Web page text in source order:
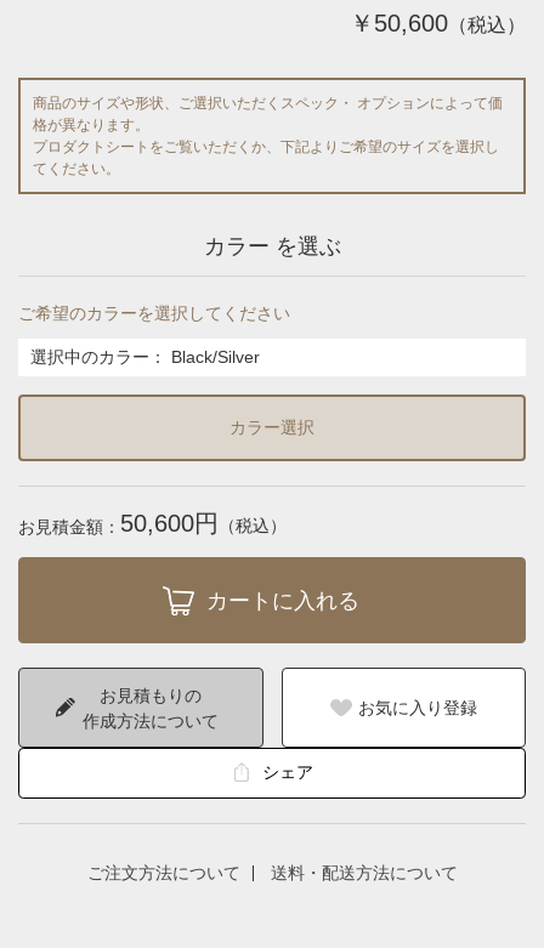
￥50,600 （税込）
商品のサイズや形状、ご選択いただくスペック・ オプションによって価
格が異なります。
プロダクトシートをご覧いただくか、下記よりご希望のサイズを選択し
てください。
カラー を選ぶ
ご希望のカラーを選択してください
選択中のカラー： Black/Silver
カラー選択
お見積金額： 50,600円 （税込）
お見積もりの
作成方法について
お気に入り登録
シェア
ご注文方法について 送料・配送方法について